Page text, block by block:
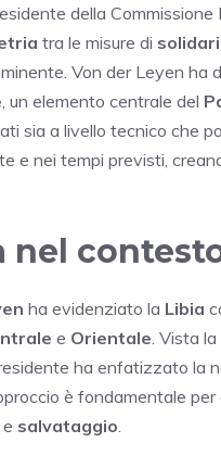
della Commissione
tra le misure di
Von der Leyen ha
, un elemento centrale del
sia a livello tecnico che
e nei tempi previsti,
nel
ha evidenziato la Libia
e Orientale . Vista
ha enfatizzato la
è fondamentale
e salvataggio